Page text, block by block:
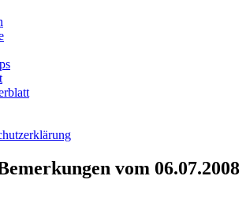
vom 06.07.2008